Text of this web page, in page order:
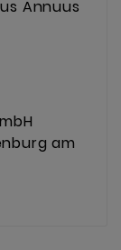
Annuus
am